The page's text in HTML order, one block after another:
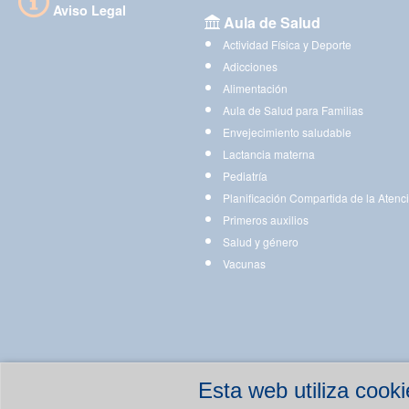
Esta web utiliza
Aviso Legal
Aula de Salud
Actividad Física y Deporte
Adicciones
Alimentación
Aula de Salud para Familias
Envejecimiento saludable
Lactancia materna
Pediatría
Planificación Compartida de la
Primeros auxilios
Salud y género
Vacunas